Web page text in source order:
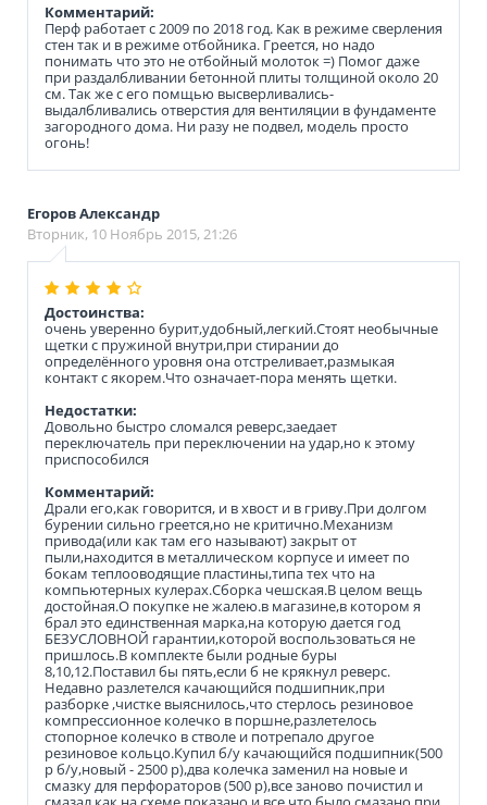
Комментарий:
Перф работает с 2009 по 2018 год. Как в режиме сверления
стен так и в режиме отбойника. Греется, но надо
понимать что это не отбойный молоток =) Помог даже
при раздалбливании бетонной плиты толщиной около 20
см. Так же с его помщью высверливались-
выдалбливались отверстия для вентиляции в фундаменте
загородного дома. Ни разу не подвел, модель просто
огонь!
Егоров Александр
Вторник, 10 Ноябрь 2015, 21:26
Достоинства:
очень уверенно бурит,удобный,легкий.Стоят необычные
щетки с пружиной внутри,при стирании до
определённого уровня она отстреливает,размыкая
контакт с якорем.Что означает-пора менять щетки.
Недостатки:
Довольно быстро сломался реверс,заедает
переключатель при переключении на удар,но к этому
приспособился
Комментарий:
Драли его,как говорится, и в хвост и в гриву.При долгом
бурении сильно греется,но не критично.Механизм
привода(или как там его называют) закрыт от
пыли,находится в металлическом корпусе и имеет по
бокам теплооводящие пластины,типа тех что на
компьютерных кулерах.Сборка чешская.В целом вещь
достойная.О покупке не жалею.в магазине,в котором я
брал это единственная марка,на которую дается год
БЕЗУСЛОВНОЙ гарантии,которой воспользоваться не
пришлось.В комплекте были родные буры
8,10,12.Поставил бы пять,если б не крякнул реверс.
Недавно разлетелся качающийся подшипник,при
разборке ,чистке выяснилось,что стерлось резиновое
компрессионное колечко в поршне,разлетелось
стопорное колечко в стволе и потрепало другое
резиновое кольцо.Купил б/у качающийся подшипник(500
р б/у,новый - 2500 р),два колечка заменил на новые и
смазку для перфораторов (500 р),все заново почистил и